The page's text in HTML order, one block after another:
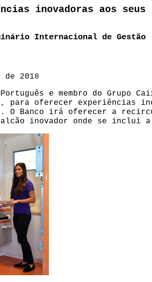
inovadoras aos
Internacional de
2018
e membro do Grupo
para oferecer experiências
Banco irá oferecer a
inovador onde se inclui a